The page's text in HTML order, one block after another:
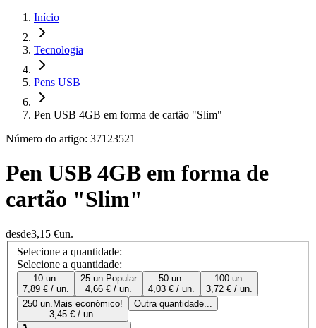
Início
Tecnologia
Pens USB
Pen USB 4GB em forma de cartão "Slim"
Número do artigo: 37123521
Pen USB 4GB em forma de
cartão "Slim"
desde3,15 €un.
Selecione a quantidade:
Selecione a quantidade:
10 un.
7,89 € / un.
25 un. Popular
4,66 € / un.
50 un.
4,03 € / un.
100 un.
3,72 € / un.
250 un. Mais económico!
3,45 € / un.
Outra quantidade...